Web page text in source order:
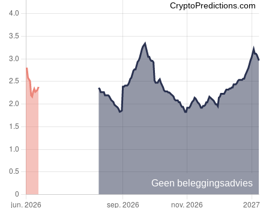
CryptoPredictions.com
Geen beleggingsadvies